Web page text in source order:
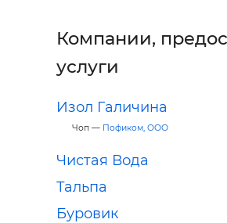
Компании,
услуги
Изол Галичина
Чоп — Пофиком, ООО
Чистая Вода
Тальпа
Буровик